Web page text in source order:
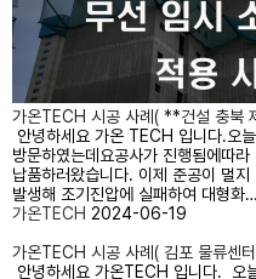
가온TECH 시공 사례( **건설 충북
안녕하세요 가온 TECH 입니다.오
방문하였는데요공사가 진행됨에따
납품하러왔습니다. 이제 준공이 멀
발생해 조기진압에 실패하여 대형화…
가온TECH 2024-06-19
가온TECH 시공 사례( 김포 물류센
안녕하세요 가온TECH 입니다. 오